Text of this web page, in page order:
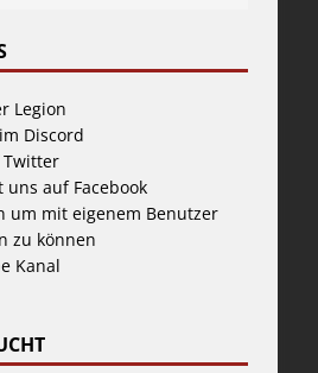
Legion
Discord
Twitter
auf Facebook
um mit eigenem Benutzer
zu können
Kanal